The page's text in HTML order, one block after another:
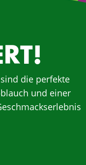
die perfekte
und einer